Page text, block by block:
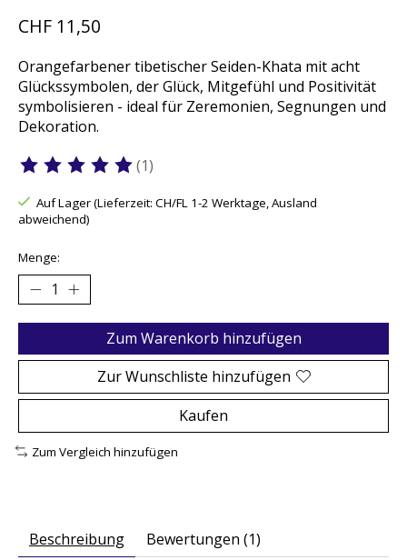
CHF 11,50
Orangefarbener tibetischer Seiden-Khata mit acht
Glückssymbolen, der Glück, Mitgefühl und Positivität
symbolisieren - ideal für Zeremonien, Segnungen und
Dekoration.
Die Bewertung dieses Produkts ist
(1)
Auf Lager (Lieferzeit: CH/FL 1-2 Werktage, Ausland
abweichend)
Menge:
Zum Warenkorb hinzufügen
Zur Wunschliste hinzufügen
Kaufen
Zum Vergleich hinzufügen
Beschreibung Bewertungen (1)